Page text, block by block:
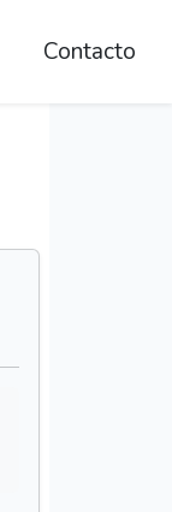
Contacto